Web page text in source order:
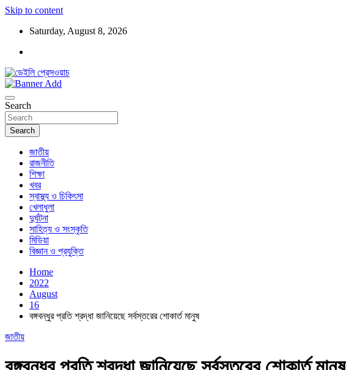
Skip to content
Saturday, August 8, 2026
ডেইলি প্রেসওয়াচ
Search
Search
জাতীয়
রাজনীতি
শিক্ষা
খবর
স্বাস্থ্য ও চিকিৎসা
খেলাধুলা
দুর্ঘটনা
সাহিত্য ও সংস্কৃতি
মিডিয়া
বিজ্ঞান ও প্রযুক্তি
Home
2022
August
16
বঙ্গবন্ধুর প্রতি শ্রদ্ধা জানিয়েছে সর্বস্তরের শোকার্ত মানুষ
জাতীয়